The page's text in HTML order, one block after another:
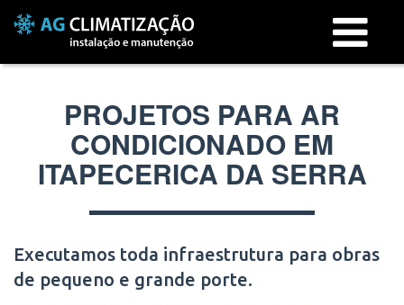
Menu
PROJETOS PARA AR
CONDICIONADO EM
ITAPECERICA DA SERRA
Executamos toda infraestrutura para obras
de pequeno e grande porte.